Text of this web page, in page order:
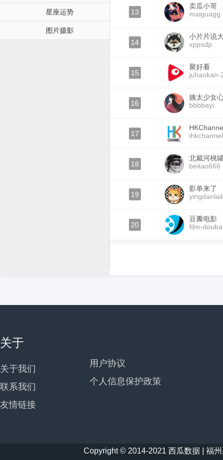
星座运势
图片摄影
13
卖瓜小哥
maiguagg
14
小片片说
xppsdp
15
聚好看
juhaokan-
16
姨太少女
bbbbayi
17
ihkchannel
18
北戴河桃
beitao666
19
影单来了
20
豆瓣电影
film-
关于
关于我们
联系我们
友情链接
用户协议
个人信息保护政策
Copyright © 2014-2021 西瓜数据 | 福